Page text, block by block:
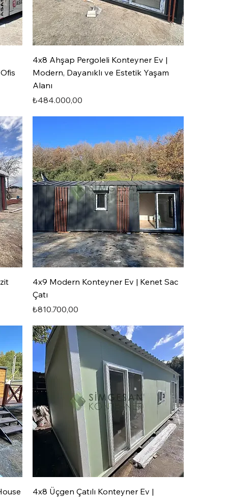
4x8 Ahşap Pergoleli Konteyner Ev |
Modern, Dayanıklı ve Estetik Yaşam
Alanı
Fiyat
₺484.000,00
4x9 Modern Konteyner Ev | Kenet Sac
Çatı
Fiyat
₺810.700,00
4x8 Üçgen Çatılı Konteyner Ev |